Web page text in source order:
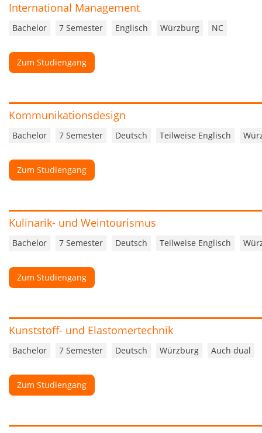
International Management
Bachelor 7 Semester Englisch Würzburg NC
Zum Studiengang
Kommunikationsdesign
Bachelor 7 Semester Deutsch Teilweise Englisch
Zum Studiengang
Kulinarik- und Weintourismus
Bachelor 7 Semester Deutsch Teilweise Englisch
Zum Studiengang
Kunststoff- und Elastomertechnik
Bachelor 7 Semester Deutsch Würzburg Auch dual
Zum Studiengang